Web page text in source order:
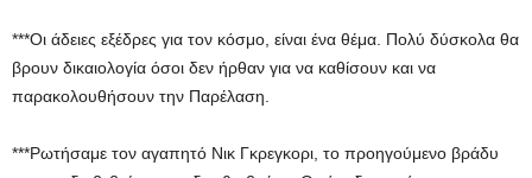
***Οι άδειες εξέδρες για τον κόσμο, είναι ένα θέμα. Πολύ δύσκολα θα
βρουν δικαιολογία όσοι δεν ήρθαν για να καθίσουν και να
παρακολουθήσουν την Παρέλαση.
***Ρωτήσαμε τον αγαπητό Νικ Γκρεγκορι, το προηγούμενο βράδυ